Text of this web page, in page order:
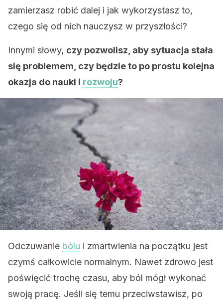
zamierzasz robić dalej i jak wykorzystasz to,
czego się od nich nauczysz w przyszłości?
Innymi słowy, czy pozwolisz, aby sytuacja stała
się problemem, czy będzie to po prostu kolejna
okazja do nauki i rozwoju?
Odczuwanie bólu i zmartwienia na początku jest
czymś całkowicie normalnym. Nawet zdrowo jest
poświęcić trochę czasu, aby ból mógł wykonać
swoją pracę. Jeśli się temu przeciwstawisz, po